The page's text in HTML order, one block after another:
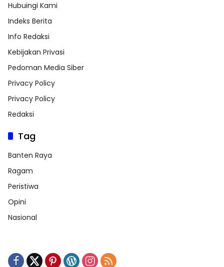
Hubuingi Kami
Indeks Berita
Info Redaksi
Kebijakan Privasi
Pedoman Media Siber
Privacy Policy
Privacy Policy
Redaksi
Tag
Banten Raya
Ragam
Peristiwa
Opini
Nasional